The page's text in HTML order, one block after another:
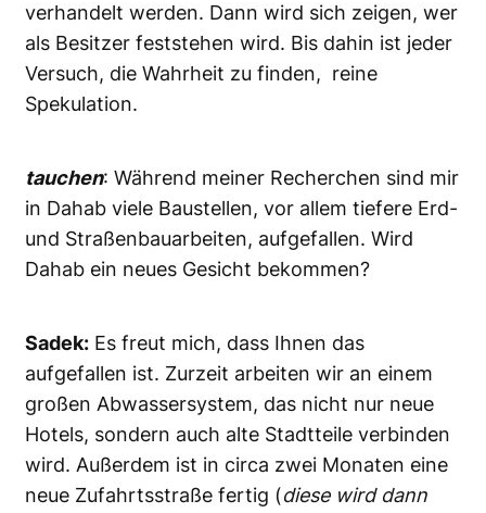
verhandelt werden. Dann wird sich zeigen, wer
als Besitzer feststehen wird. Bis dahin ist jeder
Versuch, die Wahrheit zu finden, reine
Spekulation.
tauchen: Während meiner Recherchen sind mir
in Dahab viele Baustellen, vor allem tiefere Erd-
und Straßenbauarbeiten, aufgefallen. Wird
Dahab ein neues Gesicht bekommen?
Sadek: Es freut mich, dass Ihnen das
aufgefallen ist. Zurzeit arbeiten wir an einem
großen Abwassersystem, das nicht nur neue
Hotels, sondern auch alte Stadtteile verbinden
wird. Außerdem ist in circa zwei Monaten eine
neue Zufahrtsstraße fertig (diese wird dann